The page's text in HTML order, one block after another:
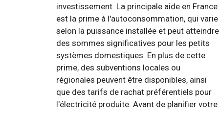
investissement. La principale aide en France
est la prime à l'autoconsommation, qui varie
selon la puissance installée et peut atteindre
des sommes significatives pour les petits
systèmes domestiques. En plus de cette
prime, des subventions locales ou
régionales peuvent être disponibles, ainsi
que des tarifs de rachat préférentiels pour
l'électricité produite. Avant de planifier votre